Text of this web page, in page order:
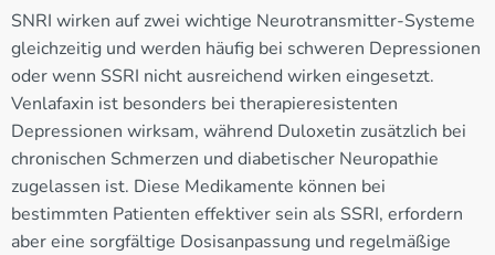
SNRI wirken auf zwei wichtige Neurotransmitter-Systeme
gleichzeitig und werden häufig bei schweren Depressionen
oder wenn SSRI nicht ausreichend wirken eingesetzt.
Venlafaxin ist besonders bei therapieresistenten
Depressionen wirksam, während Duloxetin zusätzlich bei
chronischen Schmerzen und diabetischer Neuropathie
zugelassen ist. Diese Medikamente können bei
bestimmten Patienten effektiver sein als SSRI, erfordern
aber eine sorgfältige Dosisanpassung und regelmäßige